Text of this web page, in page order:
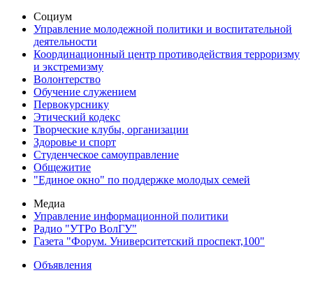
Социум
Управление молодежной политики и воспитательной
деятельности
Координационный центр противодействия терроризму
и экстремизму
Волонтерство
Обучение служением
Первокурснику
Этический кодекс
Творческие клубы, организации
Здоровье и спорт
Студенческое самоуправление
Общежитие
"Единое окно" по поддержке молодых семей
Медиа
Управление информационной политики
Радио "УТРо ВолГУ"
Газета "Форум. Университетский проспект,100"
Объявления